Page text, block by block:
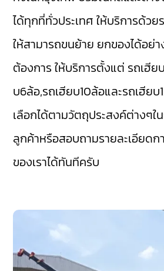
ได้ทุกที่ทั่วประเทศ ให้บริการด้ว
ให้สามารถขนย้าย ยกของได้อย่
ต้องการ ให้บริการตั้งแต่ รถเฮีย
บ6ล้อ,รถเฮียบ10ล้อและรถเฮียบ
เลือกได้ตามวัตถุประสงค์ต่างๆใ
ลูกค้าหรือสอบถามรายละเอียดก
ของเราได้ทันทีครับ